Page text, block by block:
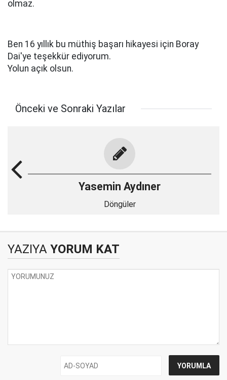
olmaz.
Ben 16 yıllık bu müthiş başarı hikayesi için Boray
Dai'ye teşekkür ediyorum.
Yolun açık olsun.
Önceki ve Sonraki Yazılar
Yasemin Aydıner
Döngüler
YAZIYA YORUM KAT